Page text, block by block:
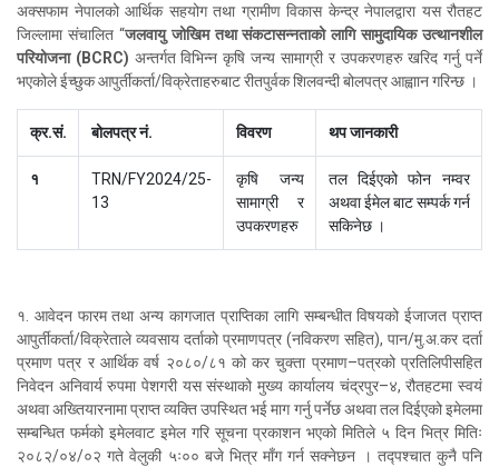
अक्सफाम नेपालको आर्थिक सहयोग तथा ग्रामीण विकास केन्द्र नेपालद्वारा यस रौतहट
जिल्लामा संचालित “जलवायु जोखिम तथा संकटासन्नताको लागि सामुदायिक उत्थानशील
परियोजना (BCRC) अन्तर्गत विभिन्न कृषि जन्य सामाग्री र उपकरणहरु खरिद गर्नु पर्ने
भएकोले ईच्छुक आपुर्तीकर्ता/विक्रेताहरुबाट रीतपुर्वक शिलवन्दी बोलपत्र आह्वाान गरिन्छ ।
क्र.सं. बोलपत्र नं. विवरण थप जानकारी
१
TRN/FY2024/25-
13
कृषि जन्य
सामाग्री र
उपकरणहरु
तल दिईएको फोन नम्वर
अथवा ईमेल बाट सम्पर्क गर्न
सकिनेछ ।
१. आवेदन फारम तथा अन्य कागजात प्राप्तिका लागि सम्बन्धीत विषयको ईजाजत प्राप्त
आपुर्तीकर्ता/विक्रेताले व्यवसाय दर्ताको प्रमाणपत्र (नविकरण सहित), पान/मु.अ.कर दर्ता
प्रमाण पत्र र आर्थिक वर्ष २०८०/८१ को कर चुक्ता प्रमाण–पत्रको प्रतिलिपीसहित
निवेदन अनिवार्य रुपमा पेशगरी यस संस्थाको मुख्य कार्यालय चंद्रपुर–४, रौतहटमा स्वयं
अथवा अख्तियारनामा प्राप्त व्यक्ति उपस्थित भई माग गर्नु पर्नेछ अथवा तल दिईएको इमेलमा
सम्बन्धित फर्मको इमेलवाट इमेल गरि सूचना प्रकाशन भएको मितिले ५ दिन भित्र मितिः
२०८२/०४/०२ गते वेलुकी ५ः०० बजे भित्र माँग गर्न सक्नेछन । तद्पश्चात कुनै पनि